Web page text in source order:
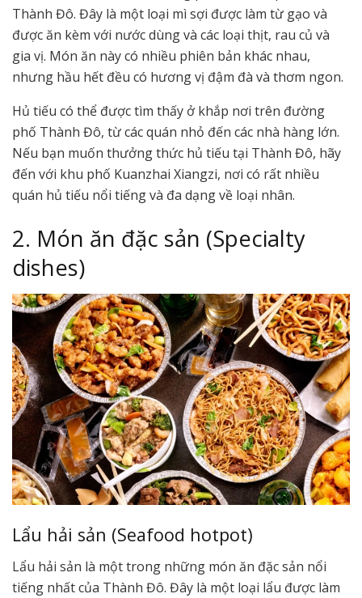
Thành Đô. Đây là một loại mì sợi được làm từ gạo và
được ăn kèm với nước dùng và các loại thịt, rau củ và
gia vị. Món ăn này có nhiều phiên bản khác nhau,
nhưng hầu hết đều có hương vị đậm đà và thơm ngon.
Hủ tiếu có thể được tìm thấy ở khắp nơi trên đường
phố Thành Đô, từ các quán nhỏ đến các nhà hàng lớn.
Nếu bạn muốn thưởng thức hủ tiếu tại Thành Đô, hãy
đến với khu phố Kuanzhai Xiangzi, nơi có rất nhiều
quán hủ tiếu nổi tiếng và đa dạng về loại nhân.
2. Món ăn đặc sản (Specialty
dishes)
Lẩu hải sản (Seafood hotpot)
Lẩu hải sản là một trong những món ăn đặc sản nổi
tiếng nhất của Thành Đô. Đây là một loại lẩu được làm